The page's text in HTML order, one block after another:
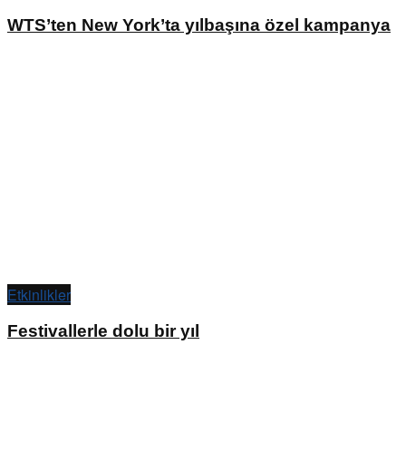
WTS’ten New York’ta yılbaşına özel kampanya
Etkinlikler
Festivallerle dolu bir yıl